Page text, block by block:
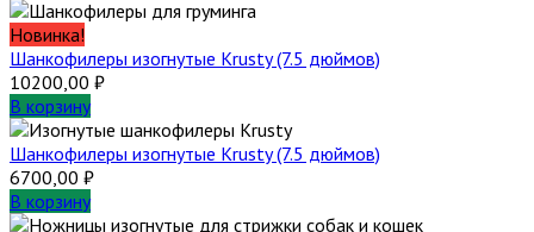
Новинка!
Шанкофилеры изогнутые Krusty (7.5 дюймов)
10200,00 ₽
В корзину
Шанкофилеры изогнутые Krusty (7.5 дюймов)
6700,00 ₽
В корзину